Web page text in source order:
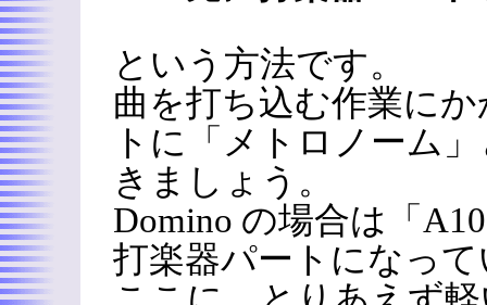
という方法です。
曲を打ち込む作業に
トに「メトロノーム
きましょう。
Domino の場合は「
打楽器パートになっ